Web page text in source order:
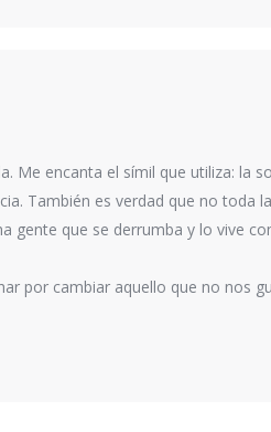
Me encanta el símil que utiliza: la
También es verdad que no toda
gente que se derrumba y lo vive
por cambiar aquello que no nos